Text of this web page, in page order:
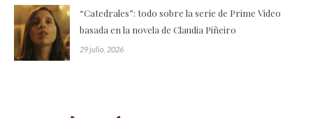
“Catedrales”: todo sobre la serie de Prime Video
basada en la novela de Claudia Piñeiro
29 julio, 2026